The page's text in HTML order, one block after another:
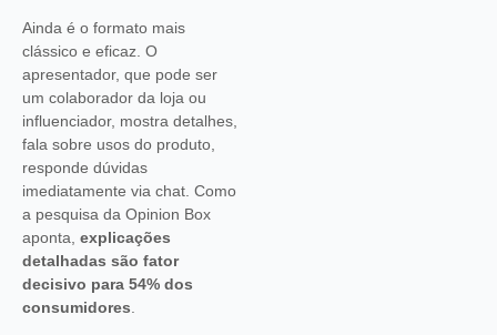
Ainda é o formato mais
clássico e eficaz. O
apresentador, que pode ser
um colaborador da loja ou
influenciador, mostra detalhes,
fala sobre usos do produto,
responde dúvidas
imediatamente via chat. Como
a pesquisa da Opinion Box
aponta, explicações
detalhadas são fator
decisivo para 54% dos
consumidores